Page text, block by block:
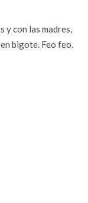
y con las madres,
bigote. Feo feo.